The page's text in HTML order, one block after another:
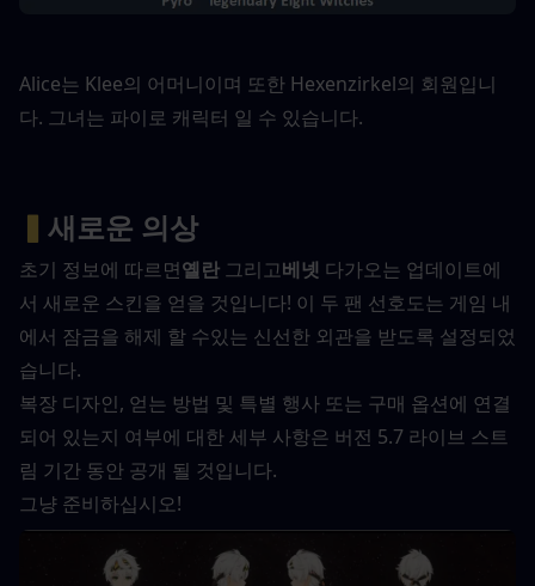
Alice는 Klee의 어머니이며 또한 Hexenzirkel의 회원입니
다. 그녀는 파이로 캐릭터 일 수 있습니다.
▍ 새로운 의상
초기 정보에 따르면옐란 그리고베넷 다가오는 업데이트에
서 새로운 스킨을 얻을 것입니다! 이 두 팬 선호도는 게임 내
에서 잠금을 해제 할 수있는 신선한 외관을 받도록 설정되었
습니다.
복장 디자인, 얻는 방법 및 특별 행사 또는 구매 옵션에 연결
되어 있는지 여부에 대한 세부 사항은 버전 5.7 라이브 스트
림 기간 동안 공개 될 것입니다.
그냥 준비하십시오!